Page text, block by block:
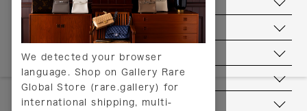
We detected your browser
language. Shop on Gallery Rare
Global Store (rare.gallery) for
international shipping, multi-
配送について
送料について
返品について
ヘルプ